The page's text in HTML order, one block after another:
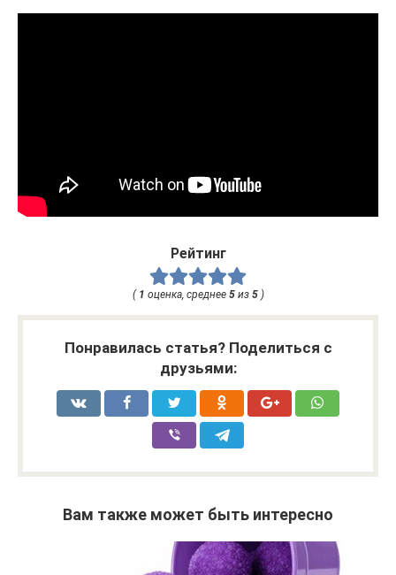
Рейтинг
( 1 оценка, среднее 5из 5)
Понравилась статья? Поделиться с
друзьями:
Вам также может быть интересно